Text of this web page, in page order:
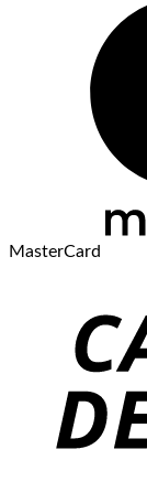
MasterCard